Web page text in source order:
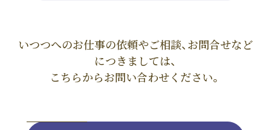
いつつへのお仕事の依頼やご相談、お問合せなど
につきましては、
こちらからお問い合わせください。